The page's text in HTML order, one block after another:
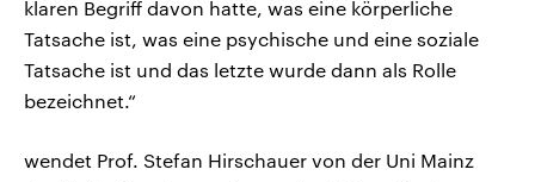
klaren Begriff davon hatte, was eine körperliche
Tatsache ist, was eine psychische und eine soziale
Tatsache ist und das letzte wurde dann als Rolle
bezeichnet.“
wendet Prof. Stefan Hirschauer von der Uni Mainz